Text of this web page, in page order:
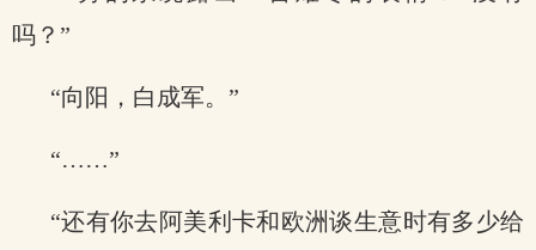
吗？”
“向阳，白成军。”
“……”
“还有你去阿美利卡和欧洲谈生意时有多少给